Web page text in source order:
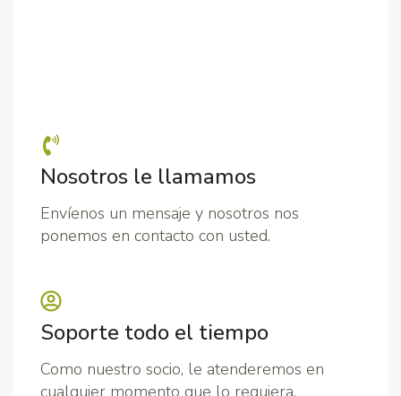
Nosotros le llamamos
Envíenos un mensaje y nosotros nos
ponemos en contacto con usted.
Soporte todo el tiempo
Como nuestro socio, le atenderemos en